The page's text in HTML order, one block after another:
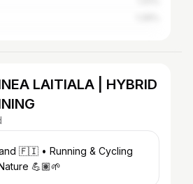
LAITIALA | HYBRID
🇫🇮 • Running & Cycling
Nature 💪🏽🌱